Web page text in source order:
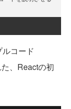
コード
、Reactの初